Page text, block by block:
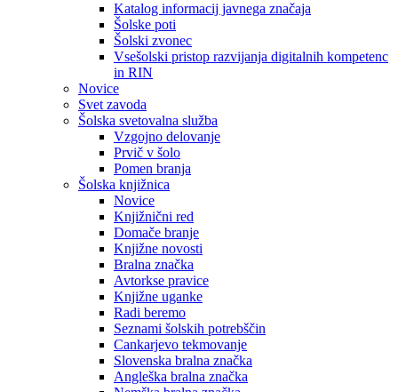
Katalog informacij javnega značaja
Šolske poti
Šolski zvonec
Vsešolski pristop razvijanja digitalnih kompetenc
in RIN
Novice
Svet zavoda
Šolska svetovalna služba
Vzgojno delovanje
Prvič v šolo
Pomen branja
Šolska knjižnica
Novice
Knjižnični red
Domače branje
Knjižne novosti
Bralna značka
Avtorkse pravice
Knjižne uganke
Radi beremo
Seznami šolskih potrebščin
Cankarjevo tekmovanje
Slovenska bralna značka
Angleška bralna značka